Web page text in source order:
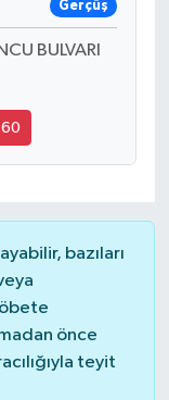
Gerçüş
BULVARI
bazıları
önce
teyit